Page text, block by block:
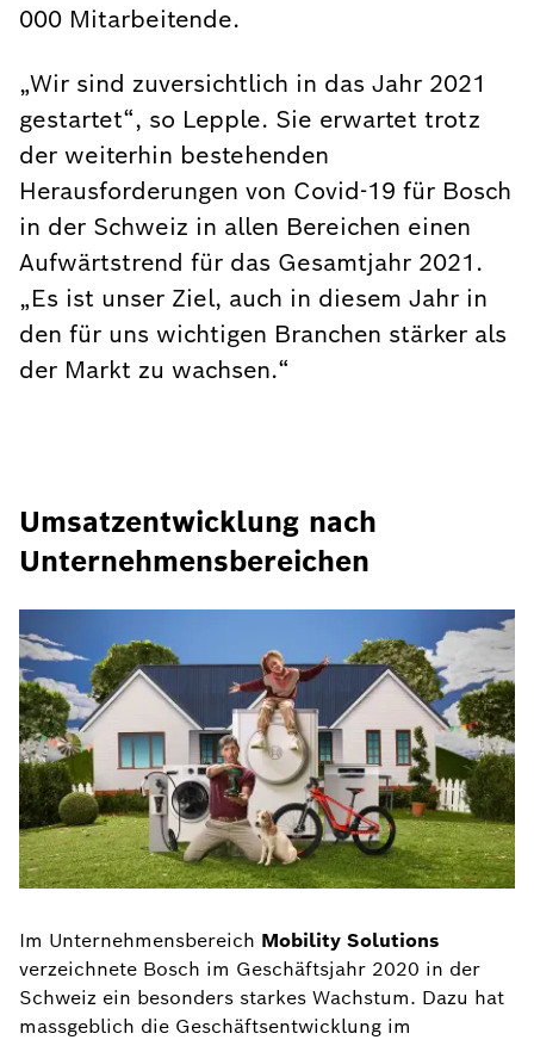
000 Mitarbeitende.
„Wir sind zuversichtlich in das Jahr 2021
gestartet“, so Lepple. Sie erwartet trotz
der weiterhin bestehenden
Herausforderungen von Covid-19 für Bosch
in der Schweiz in allen Bereichen einen
Aufwärtstrend für das Gesamtjahr 2021.
„Es ist unser Ziel, auch in diesem Jahr in
den für uns wichtigen Branchen stärker als
der Markt zu wachsen.“
Umsatzentwicklung nach
Unternehmensbereichen
Im Unternehmensbereich Mobility Solutions
verzeichnete Bosch im Geschäftsjahr 2020 in der
Schweiz ein besonders starkes Wachstum. Dazu hat
massgeblich die Geschäftsentwicklung im